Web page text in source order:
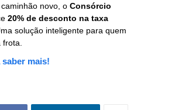
novo, o Consórcio
20% de desconto na taxa
solução inteligente para quem
mais!